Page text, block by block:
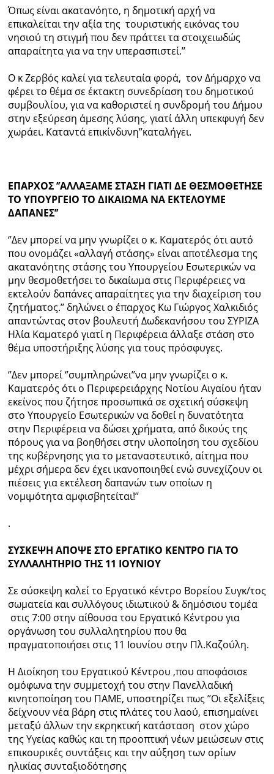
Όπως είναι ακατανόητο, η δημοτική αρχή να
επικαλείται την αξία της τουριστικής εικόνας του
νησιού τη στιγμή που δεν πράττει τα στοιχειωδώς
απαραίτητα για να την υπερασπιστεί.’’
Ο κ Ζερβός καλεί για τελευταία φορά, τον Δήμαρχο να
φέρει το θέμα σε έκτακτη συνεδρίαση του δημοτικού
συμβουλίου, για να καθοριστεί η συνδρομή του Δήμου
στην εξεύρεση άμεσης λύσης, γιατί άλλη υπεκφυγή δεν
χωράει. Καταντά επικίνδυνη’’καταλήγει.
ΕΠΑΡΧΟΣ ’’ΑΛΛΑΞΑΜΕ ΣΤΑΣΗ ΓΙΑΤΙ ΔΕ ΘΕΣΜΟΘΕΤΗΣΕ
ΤΟ ΥΠΟΥΡΓΕΙΟ ΤΟ ΔΙΚΑΙΩΜΑ ΝΑ ΕΚΤΕΛΟΥΜΕ
ΔΑΠΑΝΕΣ’’
‘’Δεν μπορεί να μην γνωρίζει ο κ. Καματερός ότι αυτό
που ονομάζει «αλλαγή στάσης» είναι αποτέλεσμα της
ακατανόητης στάσης του Υπουργείου Εσωτερικών να
μην θεσμοθετήσει το δικαίωμα στις Περιφέρειες να
εκτελούν δαπάνες απαραίτητες για την διαχείριση του
ζητήματος.’’ δηλώνει ο έπαρχος Κω Γιώργος Χαλκιδιός
απαντώντας στον βουλευτή Δωδεκανήσου του ΣΥΡΙΖΑ
Ηλία Καματερό γιατί η Περιφέρεια άλλαξε στάση στο
θέμα υποστήριξης λύσης για τους πρόσφυγες.
‘’Δεν μπορεί ‘’συμπληρώνει’’να μην γνωρίζει ο κ.
Καματερός ότι ο Περιφερειάρχης Νοτίου Αιγαίου ήταν
εκείνος που ζήτησε προσωπικά σε σχετική σύσκεψη
στο Υπουργείο Εσωτερικών να δοθεί η δυνατότητα
στην Περιφέρεια να δώσει χρήματα, από δικούς της
πόρους για να βοηθήσει στην υλοποίηση του σχεδίου
της κυβέρνησης για το μεταναστευτικό, αίτημα που
μέχρι σήμερα δεν έχει ικανοποιηθεί ενώ συνεχίζουν οι
πιέσεις για εκτέλεση δαπανών των οποίων η
νομιμότητα αμφισβητείται!’’
.
ΣΥΣΚΕΨΗ ΑΠΟΨΕ ΣΤΟ ΕΡΓΑΤΙΚΟ ΚΕΝΤΡΟ ΓΙΑ ΤΟ
ΣΥΛΛΑΛΗΤΗΡΙΟ ΤΗΣ 11 ΙΟΥΝΙΟΥ
Σε σύσκεψη καλεί το Εργατικό κέντρο Βορείου Συγκ/τος
σωματεία και συλλόγους ιδιωτικού & δημόσιου τομέα
στις 7:00 στην αίθουσα του Εργατικό Κέντρου για
οργάνωση του συλλαλητηρίου που θα
πραγματοποιήσει στις 11 Ιουνίου στην Πλ.Καζούλη.
Η Διοίκηση του Εργατικού Κέντρου ,που αποφάσισε
ομόφωνα την συμμετοχή του στην Πανελλαδική
κινητοποίηση του ΠΑΜΕ, υποστηρίζει πως ’’Οι εξελίξεις
δείχνουν νέα βάρη στις πλάτες του λαού, επισημαίνει
μεταξύ άλλων την εκρηκτική κατάσταση στον χώρο
της Υγείας καθώς και τη προοπτική νέων μειώσεων στις
επικουρικές συντάξεις και την αύξηση των ορίων
ηλικίας συνταξιοδότησης